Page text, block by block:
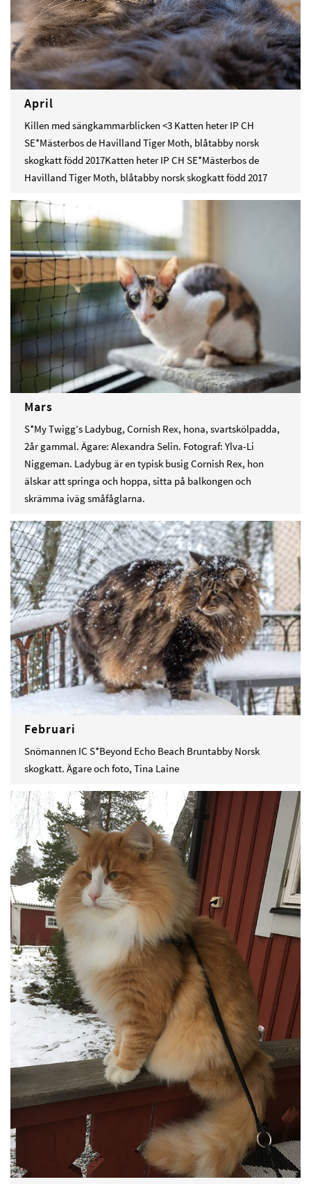
April
Killen med sängkammarblicken <3 Katten heter IP CH
SE*Mästerbos de Havilland Tiger Moth, blåtabby norsk
skogkatt född 2017Katten heter IP CH SE*Mästerbos de
Havilland Tiger Moth, blåtabby norsk skogkatt född 2017
Mars
S*My Twigg’s Ladybug, Cornish Rex, hona, svartskölpadda,
2år gammal. Ägare: Alexandra Selin. Fotograf: Ylva-Li
Niggeman. Ladybug är en typisk busig Cornish Rex, hon
älskar att springa och hoppa, sitta på balkongen och
skrämma iväg småfåglarna.
Februari
Snömannen IC S*Beyond Echo Beach Bruntabby Norsk
skogkatt. Ägare och foto, Tina Laine